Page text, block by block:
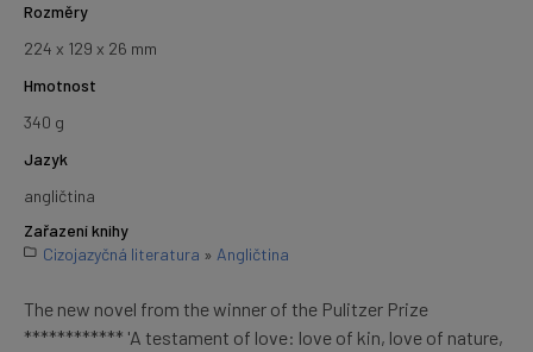
Rozměry
224 x 129 x 26 mm
Hmotnost
340 g
Jazyk
angličtina
Zařazení knihy
Cizojazyčná literatura » Angličtina
The new novel from the winner of the Pulitzer Prize
************ 'A testament of love: love of kin, love of nature,